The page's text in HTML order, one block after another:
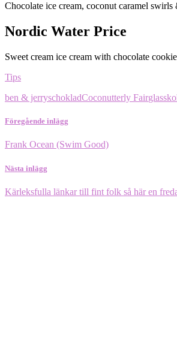
Chocolate ice cream, coconut caramel
Nordic Water Price
Sweet cream ice cream with chocolate
Tips
ben & jerryschokladCoconutterly Fairglass
Föregående inlägg
Frank Ocean (Swim Good)
Nästa inlägg
Kärleksfulla länkar till fint folk så här en